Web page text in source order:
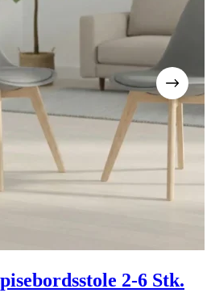
2-6 Stk.